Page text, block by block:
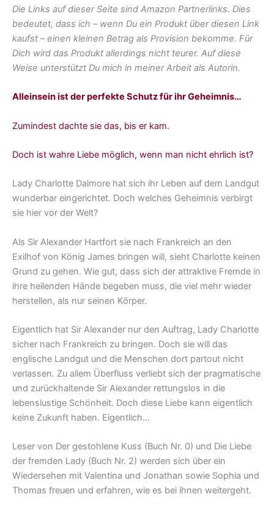
Die Links auf dieser Seite sind Amazon Partnerlinks. Dies
bedeutet, dass ich – wenn Du ein Produkt über diesen Link
kaufst – einen kleinen Betrag als Provision bekomme. Für
Dich wird das Produkt allerdings nicht teurer. Auf diese
Weise unterstützt Du mich in meiner Arbeit als Autorin.
Alleinsein ist der perfekte Schutz für ihr Geheimnis…
Zumindest dachte sie das, bis er kam.
Doch ist wahre Liebe möglich, wenn man nicht ehrlich ist?
Lady Charlotte Dalmore hat sich ihr Leben auf dem Landgut
wunderbar eingerichtet. Doch welches Geheimnis verbirgt
sie hier vor der Welt?
Als Sir Alexander Hartfort sie nach Frankreich an den
Exilhof von König James bringen will, sieht Charlotte keinen
Grund zu gehen. Wie gut, dass sich der attraktive Fremde in
ihre heilenden Hände begeben muss, die viel mehr wieder
herstellen, als nur seinen Körper.
Eigentlich hat Sir Alexander nur den Auftrag, Lady Charlotte
sicher nach Frankreich zu bringen. Doch sie will das
englische Landgut und die Menschen dort partout nicht
verlassen. Zu allem Überfluss verliebt sich der pragmatische
und zurückhaltende Sir Alexander rettungslos in die
lebenslustige Schönheit. Doch diese Liebe kann eigentlich
keine Zukunft haben. Eigentlich…
Leser von Der gestohlene Kuss (Buch Nr. 0) und Die Liebe
der fremden Lady (Buch Nr. 2) werden sich über ein
Wiedersehen mit Valentina und Jonathan sowie Sophia und
Thomas freuen und erfahren, wie es bei ihnen weitergeht.